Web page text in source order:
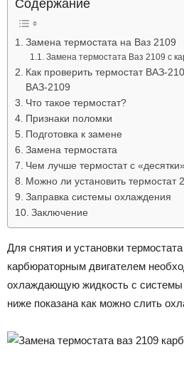
Содержание
Замена термостата на Ваз 2109
Замена термостата Ваз 2109 с
Как проверить термостат ВАЗ-
ВАЗ-2109
Что такое термостат?
Признаки поломки
Подготовка к замене
Замена термостата
Чем лучше термостат с
Можно ли установить термостат
Заправка системы охлаждения
Заключение
Для снятия и установки
карбюраторным двигателем
охлаждающую жидкость с системы
ниже показана как можно слить